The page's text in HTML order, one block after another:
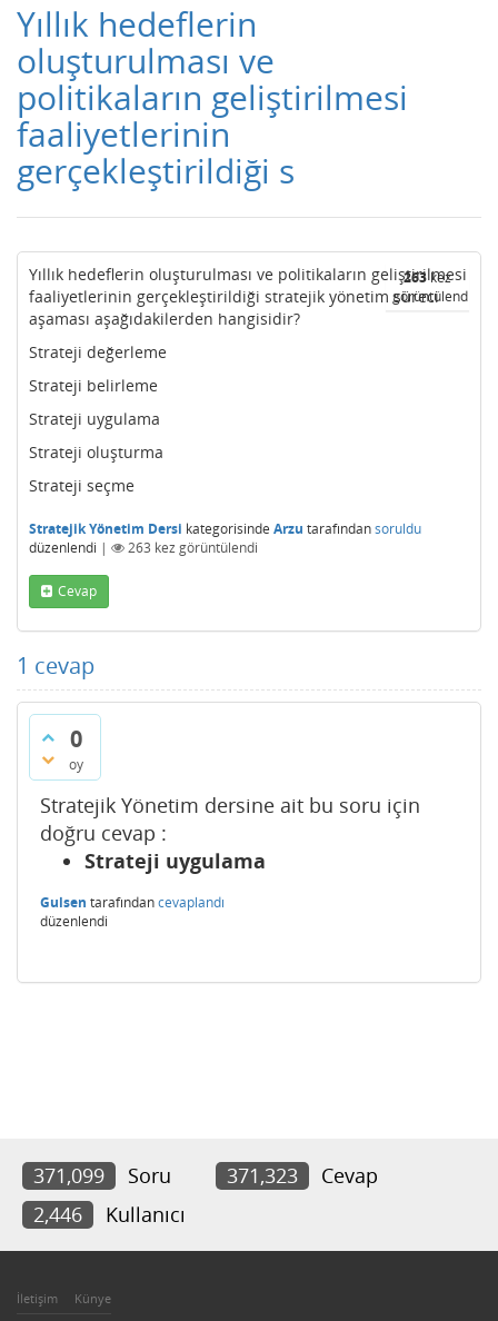
Yıllık hedeflerin
oluşturulması ve
politikaların geliştirilmesi
faaliyetlerinin
gerçekleştirildiği s
263kez
görüntülendi
Yıllık hedeflerin oluşturulması ve politikaların geliştirilmesi
faaliyetlerinin gerçekleştirildiği stratejik yönetim süreci
aşaması aşağıdakilerden hangisidir?
Strateji değerleme
Strateji belirleme
Strateji uygulama
Strateji oluşturma
Strateji seçme
Stratejik Yönetim Dersi kategorisinde Arzu tarafındansoruldu
düzenlendi | 263 kez görüntülendi
Cevap
1 cevap
0
oy
Stratejik Yönetim dersine ait bu soru için
doğru cevap :
Strateji uygulama
Gulsen tarafındancevaplandı
düzenlendi
371,099 Soru 371,323
Cevap
2,446
Kullanıcı
İletişim Künye